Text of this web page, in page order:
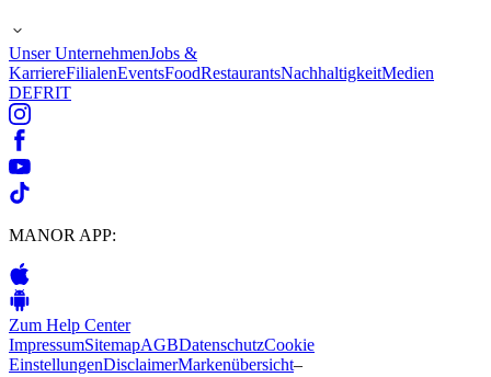
Unser UnternehmenJobs &
KarriereFilialenEventsFoodRestaurantsNachhaltigkeitMedien
DEFRIT
MANOR APP:
Zum Help Center
ImpressumSitemapAGBDatenschutzCookie
EinstellungenDisclaimerMarkenübersicht–